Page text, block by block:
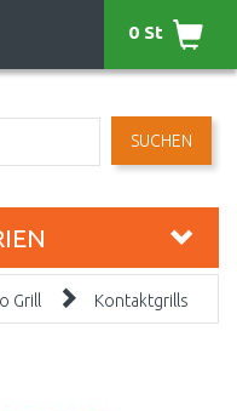
SUCHEN
0 St
Grill Kontaktgrills